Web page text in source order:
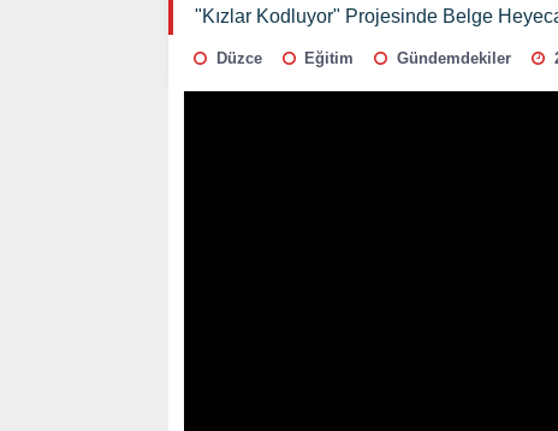
"Kızlar Kodluyor" Projesinde Belge
Düzce Eğitim Gündemdekiler